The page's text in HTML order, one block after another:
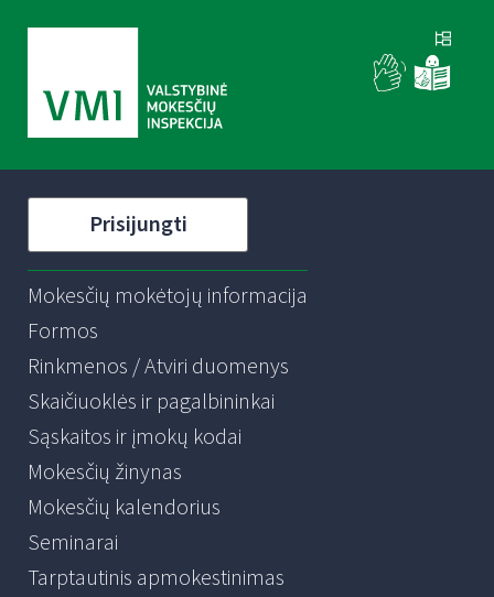
Prisijungti
Mokesčių mokėtojų informacija
Formos
Rinkmenos / Atviri duomenys
Skaičiuoklės ir pagalbininkai
Sąskaitos ir įmokų kodai
Mokesčių žinynas
Mokesčių kalendorius
Seminarai
Tarptautinis apmokestinimas